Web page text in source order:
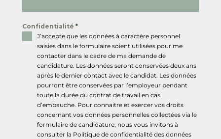
Confidentialité *
J’accepte que les données à caractère personnel
saisies dans le formulaire soient utilisées pour me
contacter dans le cadre de ma demande de
candidature. Les données seront conservées deux ans
après le dernier contact avec le candidat. Les données
pourront être conservées par l’employeur pendant
toute la durée du contrat de travail en cas
d’embauche. Pour connaitre et exercer vos droits
concernant vos données personnelles collectées via le
formulaire de candidature, nous vous invitons à
consulter la Politique de confidentialité des données